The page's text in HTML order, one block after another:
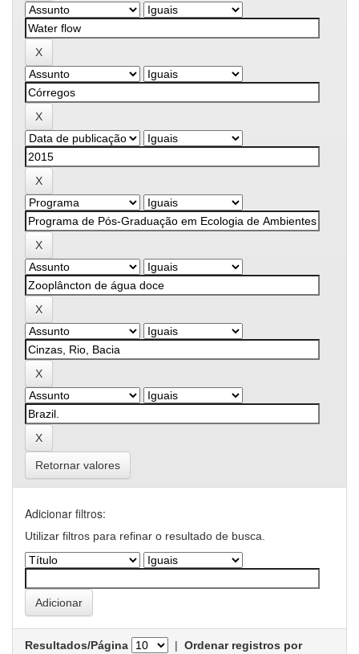
Retornar valores
Adicionar filtros:
Utilizar filtros para refinar o resultado de busca.
Resultados/Página | Ordenar registros por